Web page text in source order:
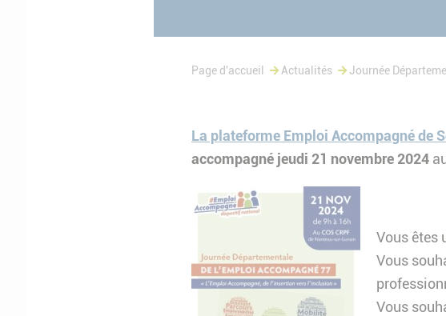
Page d'accueil Actualités Journée
La plateforme Emploi Accompagné de
accompagné jeudi 21 novembre 2024
Vous êtes
Vous
Vous